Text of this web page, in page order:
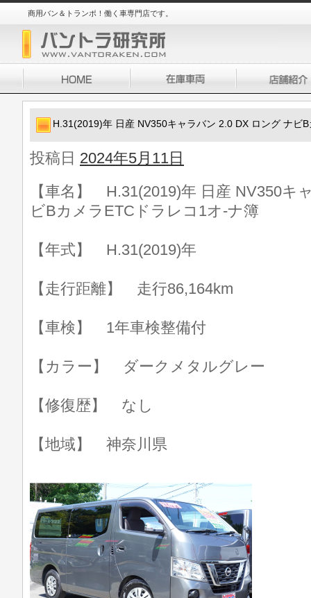
商用バン＆トランポ！働く車専門店です。
H.31(2019)年 日産 NV350キャラバン 2.0 DX ロング ナビ
投稿日 2024年5月11日
【車名】 H.31(2019)年 日産 NV350キ
ビBカメラETCドラレコ1オ-ナ簿
【年式】 H.31(2019)年
【走行距離】 走行86,164km
【車検】 1年車検整備付
【カラー】 ダークメタルグレー
【修復歴】 なし
【地域】 神奈川県